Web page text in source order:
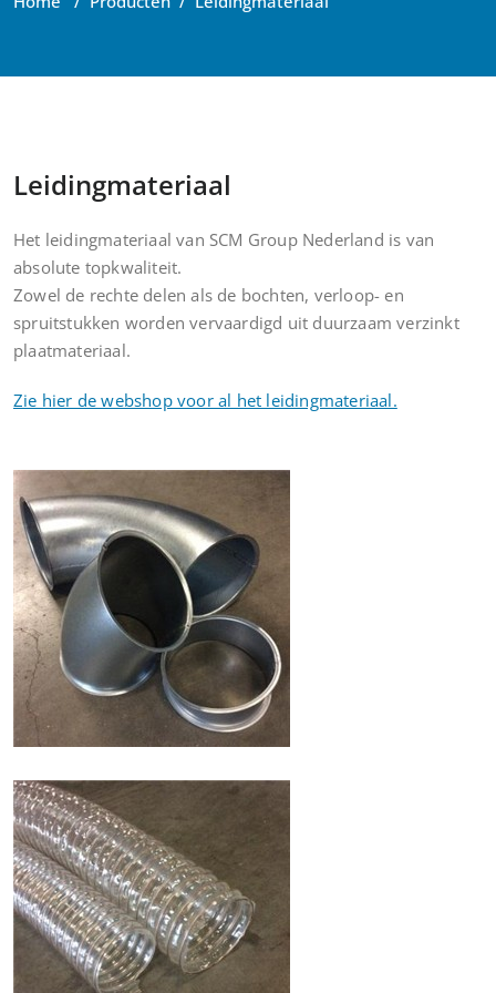
Leidingmateriaal
Het leidingmateriaal van SCM Group Nederland is van
absolute topkwaliteit.
Zowel de rechte delen als de bochten, verloop- en
spruitstukken worden vervaardigd uit duurzaam verzinkt
plaatmateriaal.
Zie hier de webshop voor al het leidingmateriaal.